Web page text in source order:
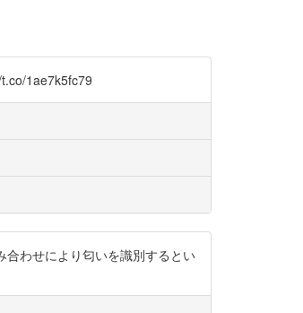
1ae7k5fc79
わせにより匂いを識別するとい